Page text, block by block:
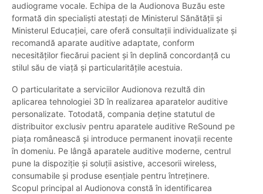
audiograme vocale. Echipa de la Audionova Buzău este
formată din specialiști atestați de Ministerul Sănătății și
Ministerul Educației, care oferă consultații individualizate și
recomandă aparate auditive adaptate, conform
necesităților fiecărui pacient și în deplină concordanță cu
stilul său de viață și particularitățile acestuia.
O particularitate a serviciilor Audionova rezultă din
aplicarea tehnologiei 3D în realizarea aparatelor auditive
personalizate. Totodată, compania deține statutul de
distribuitor exclusiv pentru aparatele auditive ReSound pe
piața românească și introduce permanent inovații recente
în domeniu. Pe lângă aparatele auditive moderne, centrul
pune la dispoziție și soluții asistive, accesorii wireless,
consumabile și produse esențiale pentru întreținere.
Scopul principal al Audionova constă în identificarea